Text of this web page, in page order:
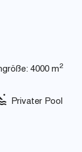
4000 m2
Privater Pool